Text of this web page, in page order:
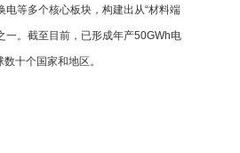
等多个核心板块，构建出从“材料端
。截至目前，已形成年产50GWh电
十个国家和地区。